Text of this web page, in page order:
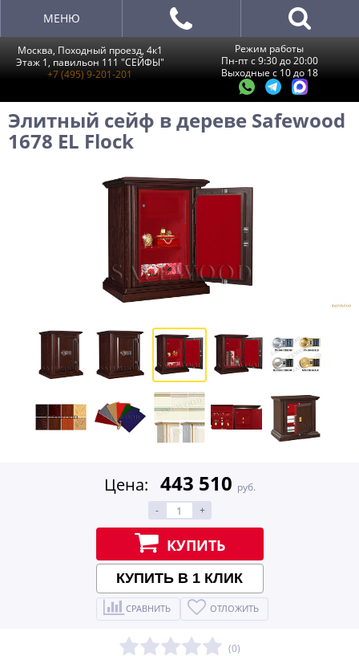
Москва, Походный проезд, 4к1
Этаж 1, павильон 111 "СЕЙФЫ"
+7 (495) 9-201-201
Режим работы
Пн-пт с 9:30 до 20:00
Выходные с 10 до 18
МЕНЮ
Элитный сейф в дереве Safewood
1678 EL Flock
Цена: 443 510 руб.
-
+
КУПИТЬ
КУПИТЬ В 1 КЛИК
СРАВНИТЬ ОТЛОЖИТЬ
(0)